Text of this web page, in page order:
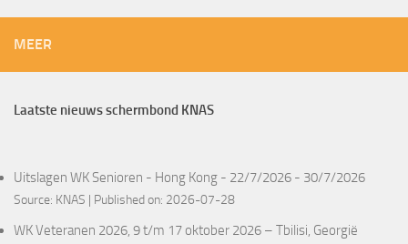
MEER
Laatste nieuws schermbond KNAS
Uitslagen WK Senioren - Hong Kong - 22/7/2026 - 30/7/2026
Source: KNAS Published on: 2026-07-28
WK Veteranen 2026, 9 t/m 17 oktober 2026 – Tbilisi, Georgië